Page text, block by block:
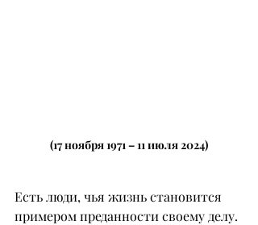
(17 ноября 1971 – 11 июля 2024)
Есть люди, чья жизнь становится
примером преданности своему делу.